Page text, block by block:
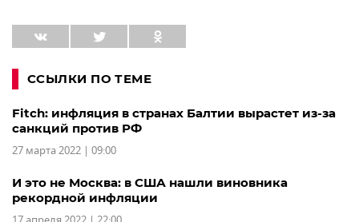
ССЫЛКИ ПО ТЕМЕ
Fitch: инфляция в странах Балтии вырастет из-за
санкций против РФ
27 марта 2022 | 09:00
И это не Москва: в США нашли виновника
рекордной инфляции